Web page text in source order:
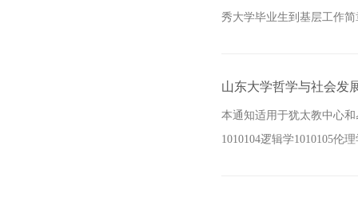
秀大学毕业生到基层工作
山东大学哲学与社会发
本通知适用于犹太教中心
1010104逻辑学1010105伦